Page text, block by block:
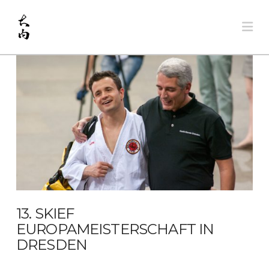
13. SKIEF
EUROPAMEISTERSCHAFT IN
DRESDEN